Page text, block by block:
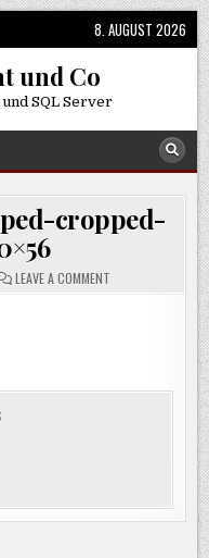
8. AUGUST 2026
und Co
SQL Server
cropped-
LEAVE A COMMENT